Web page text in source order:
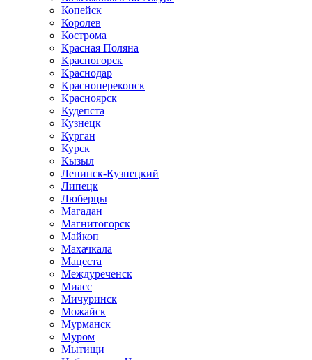
Копейск
Королев
Кострома
Красная Поляна
Красногорск
Краснодар
Красноперекопск
Красноярск
Кудепста
Кузнецк
Курган
Курск
Кызыл
Ленинск-Кузнецкий
Липецк
Люберцы
Магадан
Магнитогорск
Майкоп
Махачкала
Мацеста
Междуреченск
Миасс
Мичуринск
Можайск
Мурманск
Муром
Мытищи